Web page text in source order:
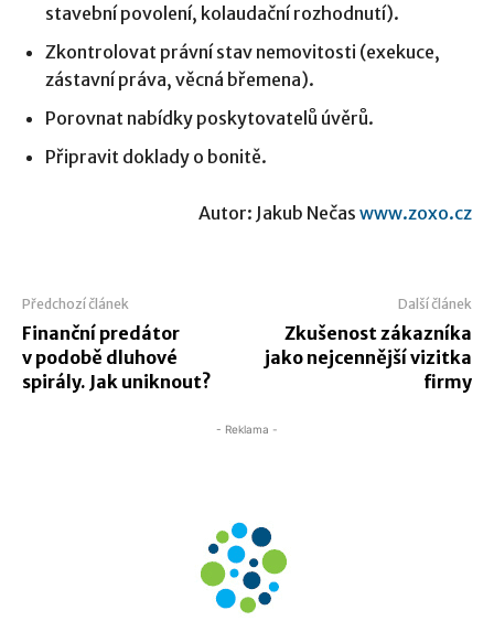
stavební povolení, kolaudační rozhodnutí).
Zkontrolovat právní stav nemovitosti (exekuce,
zástavní práva, věcná břemena).
Porovnat nabídky poskytovatelů úvěrů.
Připravit doklady o bonitě.
Autor: Jakub Nečas www.zoxo.cz
Předchozí článek
Finanční predátor
v podobě dluhové
spirály. Jak uniknout?
Další článek
Zkušenost zákazníka
jako nejcennější vizitka
firmy
- Reklama -